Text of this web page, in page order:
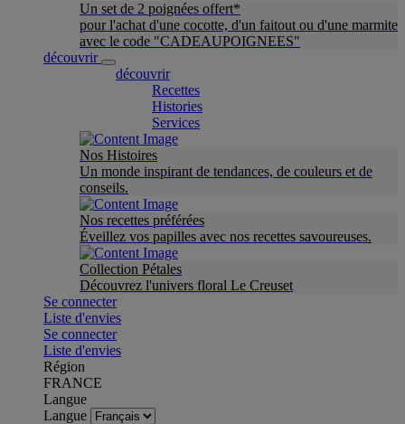
Un set de 2 poignées offert*
pour l'achat d'une cocotte, d'un faitout ou d'une marmite
avec le code "CADEAUPOIGNEES"
découvrir
découvrir
Recettes
Histories
Services
Nos Histoires
Un monde inspirant de tendances, de couleurs et de
conseils.
Nos recettes préférées
Éveillez vos papilles avec nos recettes savoureuses.
Collection Pétales
Découvrez l'univers floral Le Creuset
Se connecter
Liste d'envies
Se connecter
Liste d'envies
Région
FRANCE
Langue
Langue